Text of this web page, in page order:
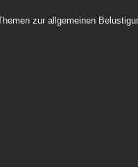
zur allgemeinen